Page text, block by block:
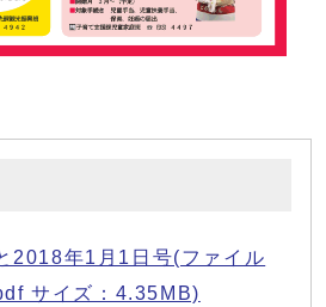
2018年1月1日号(ファイル
サイズ：4.35MB)